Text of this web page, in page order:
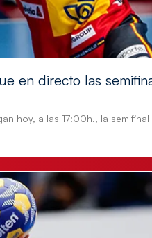
en directo las
hoy, a las 17:00h., la semifinal